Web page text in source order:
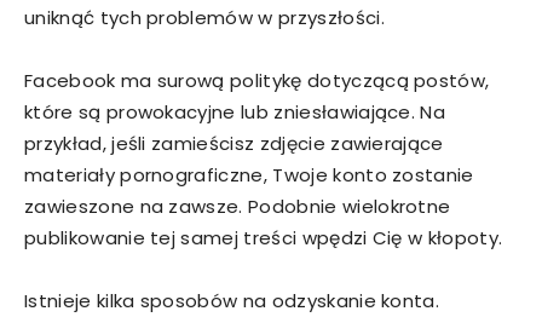
uniknąć tych problemów w przyszłości.
Facebook ma surową politykę dotyczącą postów,
które są prowokacyjne lub zniesławiające. Na
przykład, jeśli zamieścisz zdjęcie zawierające
materiały pornograficzne, Twoje konto zostanie
zawieszone na zawsze. Podobnie wielokrotne
publikowanie tej samej treści wpędzi Cię w kłopoty.
Istnieje kilka sposobów na odzyskanie konta.